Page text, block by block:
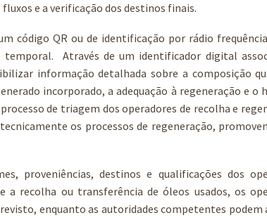
e a verificação dos destinos finais.
código QR ou de identificação por rádio
temporal. Através de um identificador digital
informação detalhada sobre a composição
incorporado, a adequação à regeneração e o
de triagem dos operadores de recolha e
os processos de regeneração,
proveniências, destinos e qualificações dos
recolha ou transferência de óleos usados, os
enquanto as autoridades competentes podem